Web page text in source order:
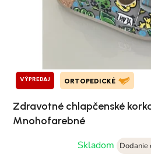
VÝPREDAJ ORTOPEDICKÉ
Zdravotné chlapčenské
Mnohofarebné
Skladom
Dodanie